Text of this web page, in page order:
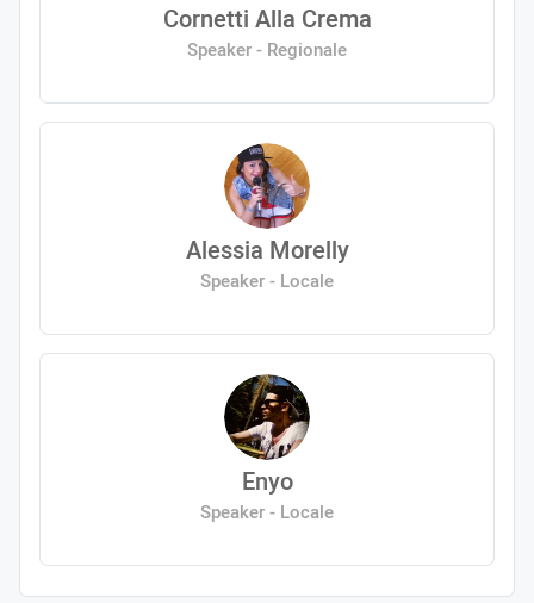
Cornetti Alla Crema
Speaker - Regionale
Alessia Morelly
Speaker - Locale
Enyo
Speaker - Locale